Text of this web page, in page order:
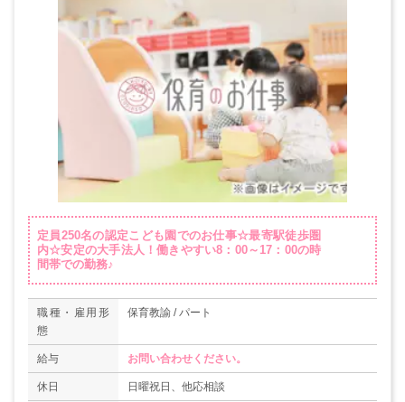
定員250名の認定こども園でのお仕事☆最寄駅徒歩圏
内☆安定の大手法人！働きやすい8：00～17：00の時
間帯での勤務♪
職種・雇用形
態
保育教諭 / パート
給与 お問い合わせください。
休日 日曜祝日、他応相談